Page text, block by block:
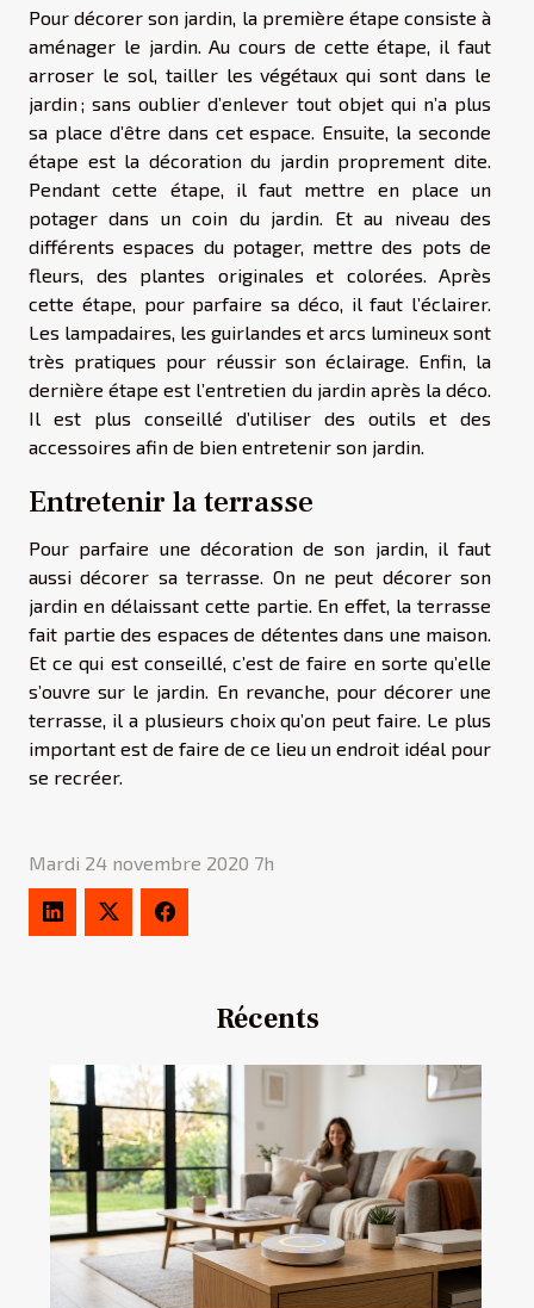
Pour décorer son jardin, la première étape consiste à
aménager le jardin. Au cours de cette étape, il faut
arroser le sol, tailler les végétaux qui sont dans le
jardin ; sans oublier d’enlever tout objet qui n’a plus
sa place d’être dans cet espace. Ensuite, la seconde
étape est la décoration du jardin proprement dite.
Pendant cette étape, il faut mettre en place un
potager dans un coin du jardin. Et au niveau des
différents espaces du potager, mettre des pots de
fleurs, des plantes originales et colorées. Après
cette étape, pour parfaire sa déco, il faut l’éclairer.
Les lampadaires, les guirlandes et arcs lumineux sont
très pratiques pour réussir son éclairage. Enfin, la
dernière étape est l’entretien du jardin après la déco.
Il est plus conseillé d’utiliser des outils et des
accessoires afin de bien entretenir son jardin.
Entretenir la terrasse
Pour parfaire une décoration de son jardin, il faut
aussi décorer sa terrasse. On ne peut décorer son
jardin en délaissant cette partie. En effet, la terrasse
fait partie des espaces de détentes dans une maison.
Et ce qui est conseillé, c’est de faire en sorte qu’elle
s’ouvre sur le jardin. En revanche, pour décorer une
terrasse, il a plusieurs choix qu’on peut faire. Le plus
important est de faire de ce lieu un endroit idéal pour
se recréer.
Mardi 24 novembre 2020 7h
Récents